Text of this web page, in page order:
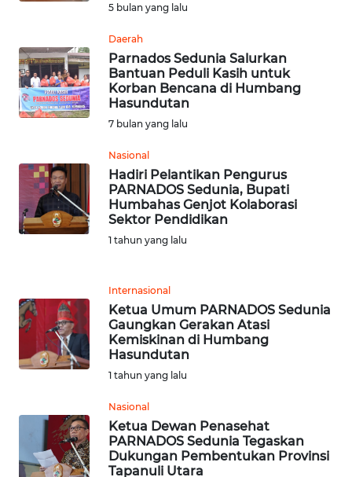
5 bulan yang lalu
Daerah
Parnados Sedunia Salurkan
Bantuan Peduli Kasih untuk
Korban Bencana di Humbang
Hasundutan
7 bulan yang lalu
Nasional
Hadiri Pelantikan Pengurus
PARNADOS Sedunia, Bupati
Humbahas Genjot Kolaborasi
Sektor Pendidikan
1 tahun yang lalu
Internasional
Ketua Umum PARNADOS Sedunia
Gaungkan Gerakan Atasi
Kemiskinan di Humbang
Hasundutan
1 tahun yang lalu
Nasional
Ketua Dewan Penasehat
PARNADOS Sedunia Tegaskan
Dukungan Pembentukan Provinsi
Tapanuli Utara
TENTANG
KAMI
SIBER
REDAKSI
DISCLAIMER
Wahana
Regional
SUMUT
WN